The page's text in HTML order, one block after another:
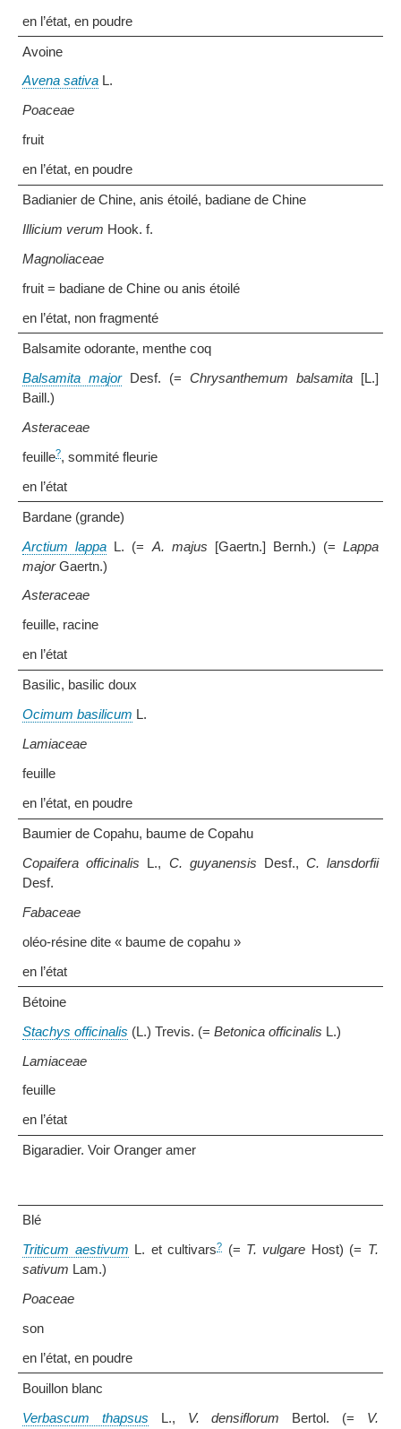
en l’état, en poudre
Avoine
Avena sativa L.
Poaceae
fruit
en l’état, en poudre
Badianier de Chine, anis étoilé, badiane de Chine
Illicium verum Hook. f.
Magnoliaceae
fruit = badiane de Chine ou anis étoilé
en l’état, non fragmenté
Balsamite odorante, menthe coq
Balsamita majorDesf. (= Chrysanthemum balsamita[L.]
Baill.)
Asteraceae
feuille?, sommité fleurie
en l’état
Bardane (grande)
Arctium lappa L. (= A. majus [Gaertn.] Bernh.) (= Lappa
majorGaertn.)
Asteraceae
feuille, racine
en l’état
Basilic, basilic doux
Ocimum basilicum L.
Lamiaceae
feuille
en l’état, en poudre
Baumier de Copahu, baume de Copahu
Copaifera officinalis L., C. guyanensis Desf., C. lansdorfii
Desf.
Fabaceae
oléo-résine dite « baume de copahu »
en l’état
Bétoine
Stachys officinalis (L.) Trevis. (=Betonica officinalis L.)
Lamiaceae
feuille
en l’état
Bigaradier. Voir Oranger amer
Blé
Triticum aestivum L. et cultivars? (= T. vulgare Host) (= T.
sativum Lam.)
Poaceae
son
en l’état, en poudre
Bouillon blanc
Verbascum thapsus L., V. densiflorum Bertol. (= V.